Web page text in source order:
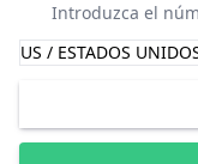
Introduzca el